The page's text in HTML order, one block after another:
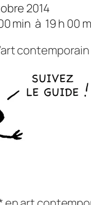
2014
min à 19 h 00